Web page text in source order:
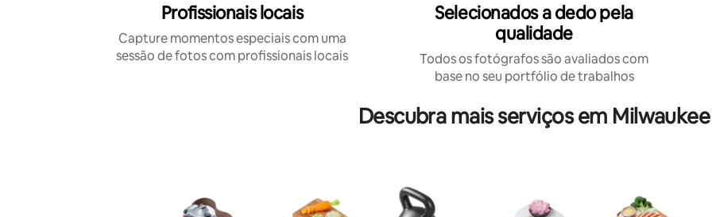
Profissionais locais
Capture momentos especiais com uma
sessão de fotos com profissionais locais
Selecionados a dedo pela
qualidade
Todos os fotógrafos são avaliados com
base no seu portfólio de trabalhos
Descubra mais serviços em Milwaukee